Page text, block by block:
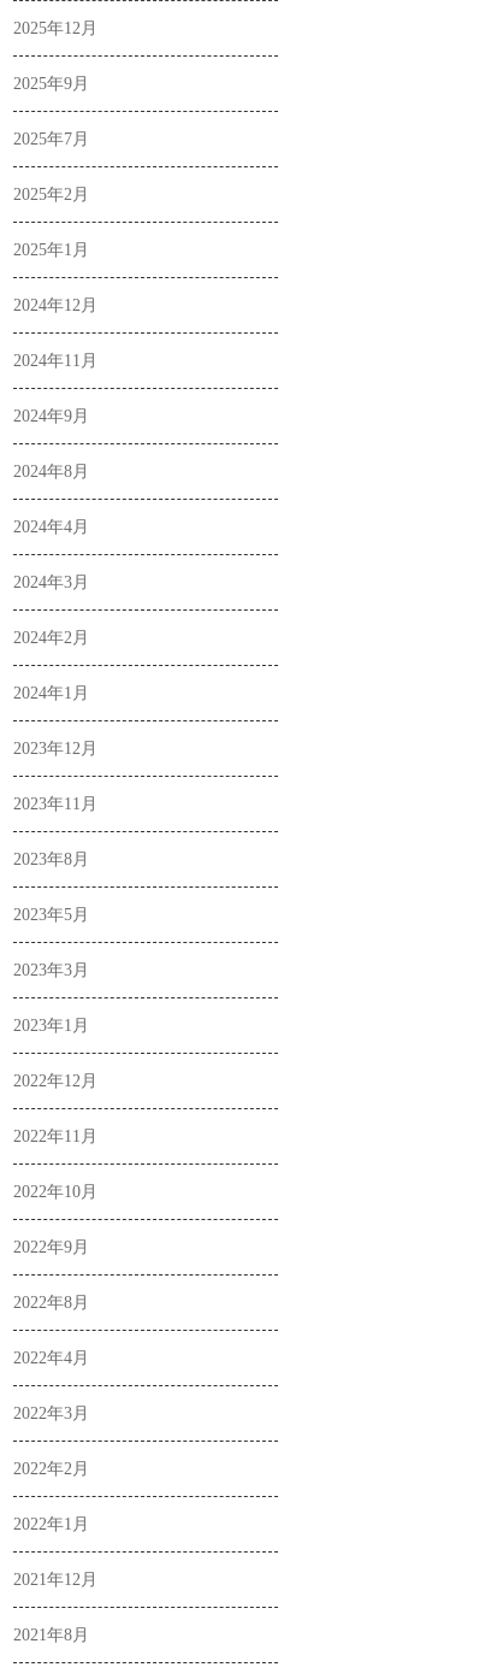
2025年12月
2025年9月
2025年7月
2025年2月
2025年1月
2024年12月
2024年11月
2024年9月
2024年8月
2024年4月
2024年3月
2024年2月
2024年1月
2023年12月
2023年11月
2023年8月
2023年5月
2023年3月
2023年1月
2022年12月
2022年11月
2022年10月
2022年9月
2022年8月
2022年4月
2022年3月
2022年2月
2022年1月
2021年12月
2021年8月